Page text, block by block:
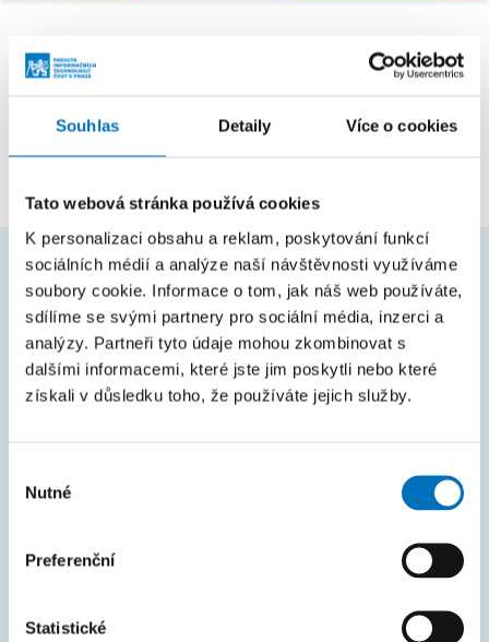
Souhlas Detaily Více o cookies
Tato webová stránka používá cookies
K personalizaci obsahu a reklam, poskytování funkcí
sociálních médií a analýze naší návštěvnosti využíváme
soubory cookie. Informace o tom, jak náš web používáte,
sdílíme se svými partnery pro sociální média, inzerci a
analýzy. Partneři tyto údaje mohou zkombinovat s
dalšími informacemi, které jste jim poskytli nebo které
získali v důsledku toho, že používáte jejich služby.
souhlasu
Nutné
Preferenční
Statistické
Pozice
zaměstnanec Katedra softwarového inženýrství
ČASTO HLEDÁTE
Harmonogram akademického roku
Studijní oddělení
KOS